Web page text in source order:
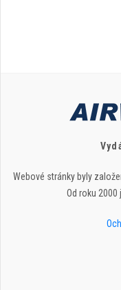
Webové stránky byly
Od roku